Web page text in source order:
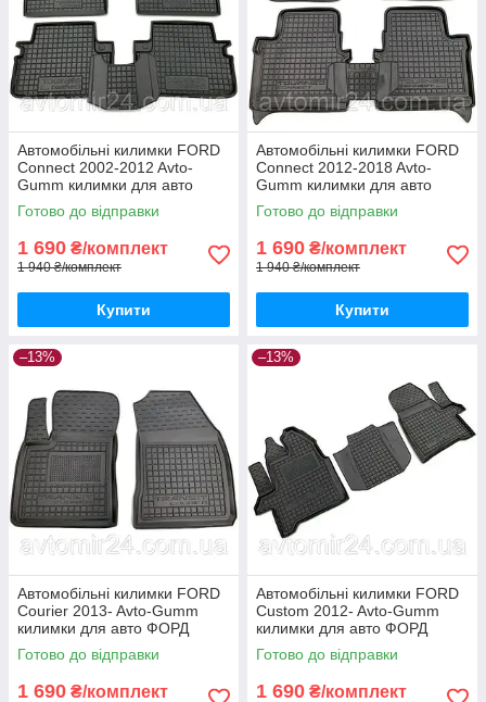
Автомобільні килимки FORD
Connect 2002-2012 Avto-
Gumm килимки для авто
ФОРД Коннект 2002-2012
Автогум
Готово до відправки
1 690 ₴/комплект
1 940 ₴/комплект
Купити
Автомобільні килимки FORD
Connect 2012-2018 Avto-
Gumm килимки для авто
ФОРД Коннект 2012-2018
Автогум
Готово до відправки
1 690 ₴/комплект
1 940 ₴/комплект
Купити
–13%
Автомобільні килимки FORD
Courier 2013- Avto-Gumm
килимки для авто ФОРД
Кур'ер 2013- Автогум
Готово до відправки
1 690 ₴/комплект
–13%
Автомобільні килимки FORD
Custom 2012- Avto-Gumm
килимки для авто ФОРД
Кастом 2012- Автогум
Готово до відправки
1 690 ₴/комплект